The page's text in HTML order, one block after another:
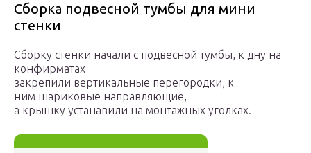
Сборка подвесной тумбы для мини
стенки
Сборку стенки начали с подвесной тумбы, к дну на
конфирматах
закрепили вертикальные перегородки, к
ним шариковые направляющие,
а крышку устанавили на монтажных уголках.